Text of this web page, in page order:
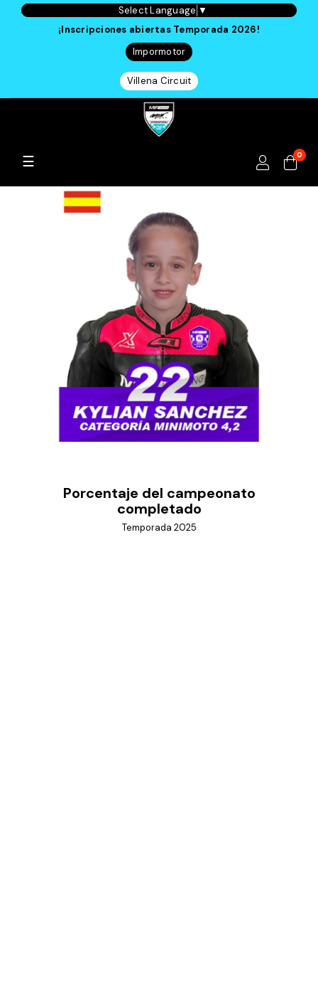
Select Language ▼
¡Inscripciones abiertas Temporada 2026!
Impormotor
Villena Circuit
Navegación
palanca
☰ 0
Porcentaje del campeonato
completado
Temporada 2025